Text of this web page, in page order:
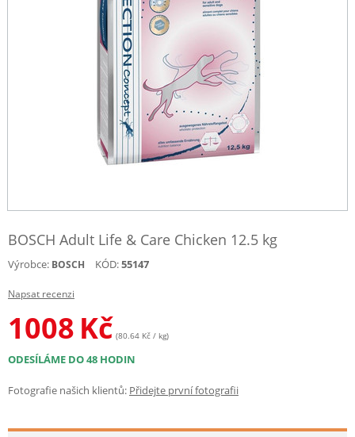
BOSCH Adult Life & Care Chicken 12.5 kg
Výrobce: BOSCH KÓD:55147
Napsat recenzi
1008 Kč (80.64 Kč / kg)
ODESÍLÁME DO 48 HODIN
Fotografie našich klientů: Přidejte první fotografii